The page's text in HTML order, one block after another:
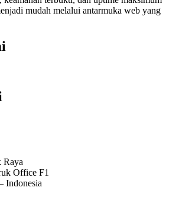
mudah melalui antarmuka web yang
Raya
Office F1
Indonesia